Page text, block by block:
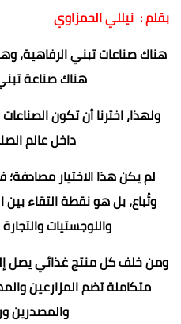
بقلم : نيللي الحمزاوي
هناك صناعات تبني الرفاهية،
هناك صناعة
ولهذا، اخترنا أن تكون
داخل عالم
لم يكن هذا الاختيار
وتُباع، بل هو نقطة التقاء بين
واللوجستيات
ومن خلف كل منتج غذائي يصل
متكاملة تضم المزارعين
والمصدرين